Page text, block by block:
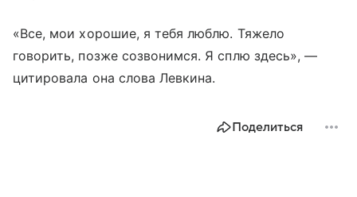
«Все, мои хорошие, я тебя люблю. Тяжело
говорить, позже созвонимся. Я сплю здесь», —
цитировала она слова Левкина.
Поделиться